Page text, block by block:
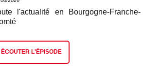
l'actualité en Bourgogne-Franche-
ÉCOUTER L'ÉPISODE